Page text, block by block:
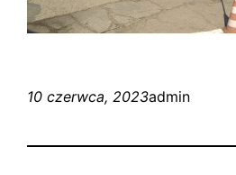
10 czerwca, 2023admin